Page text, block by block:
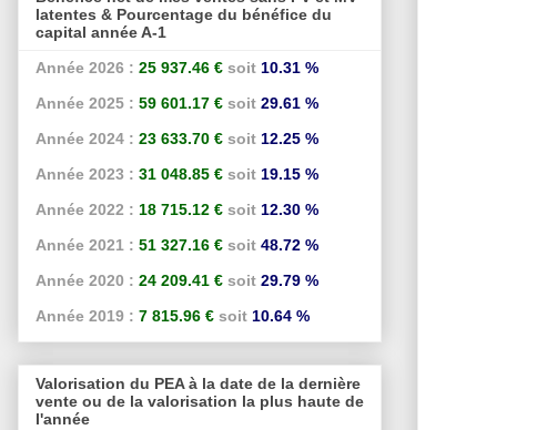
latentes & Pourcentage du bénéfice du
capital année A-1
Année 2026 : 25 937.46 € soit 10.31 %
Année 2025 : 59 601.17 € soit 29.61 %
Année 2024 : 23 633.70 € soit 12.25 %
Année 2023 : 31 048.85 € soit 19.15 %
Année 2022 : 18 715.12 € soit 12.30 %
Année 2021 : 51 327.16 € soit 48.72 %
Année 2020 : 24 209.41 € soit 29.79 %
Année 2019 : 7 815.96 € soit 10.64 %
Valorisation du PEA à la date de la dernière
vente ou de la valorisation la plus haute de
l'année